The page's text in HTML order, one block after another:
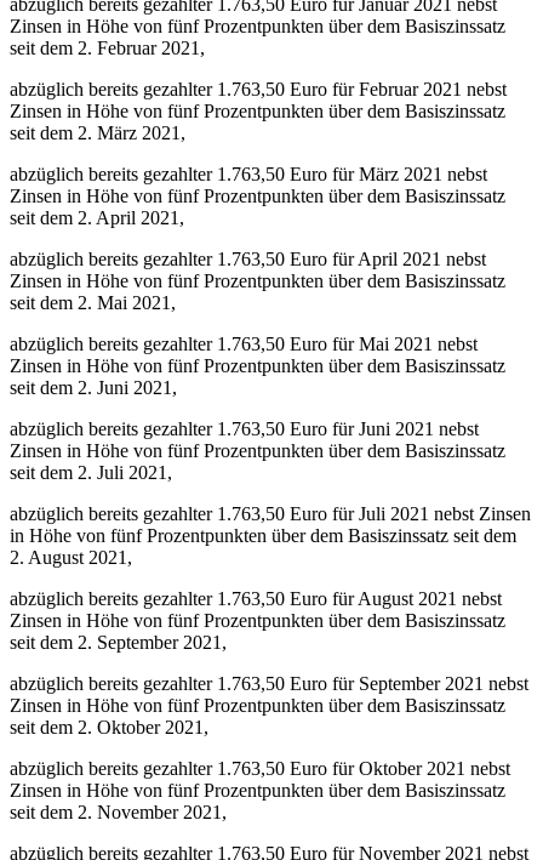
abzüglich bereits gezahlter 1.763,50 Euro für Januar 2021 nebst
Zinsen in Höhe von fünf Prozentpunkten über dem Basiszinssatz
seit dem 2. Februar 2021,
abzüglich bereits gezahlter 1.763,50 Euro für Februar 2021 nebst
Zinsen in Höhe von fünf Prozentpunkten über dem Basiszinssatz
seit dem 2. März 2021,
abzüglich bereits gezahlter 1.763,50 Euro für März 2021 nebst
Zinsen in Höhe von fünf Prozentpunkten über dem Basiszinssatz
seit dem 2. April 2021,
abzüglich bereits gezahlter 1.763,50 Euro für April 2021 nebst
Zinsen in Höhe von fünf Prozentpunkten über dem Basiszinssatz
seit dem 2. Mai 2021,
abzüglich bereits gezahlter 1.763,50 Euro für Mai 2021 nebst
Zinsen in Höhe von fünf Prozentpunkten über dem Basiszinssatz
seit dem 2. Juni 2021,
abzüglich bereits gezahlter 1.763,50 Euro für Juni 2021 nebst
Zinsen in Höhe von fünf Prozentpunkten über dem Basiszinssatz
seit dem 2. Juli 2021,
abzüglich bereits gezahlter 1.763,50 Euro für Juli 2021 nebst Zinsen
in Höhe von fünf Prozentpunkten über dem Basiszinssatz seit dem
2. August 2021,
abzüglich bereits gezahlter 1.763,50 Euro für August 2021 nebst
Zinsen in Höhe von fünf Prozentpunkten über dem Basiszinssatz
seit dem 2. September 2021,
abzüglich bereits gezahlter 1.763,50 Euro für September 2021 nebst
Zinsen in Höhe von fünf Prozentpunkten über dem Basiszinssatz
seit dem 2. Oktober 2021,
abzüglich bereits gezahlter 1.763,50 Euro für Oktober 2021 nebst
Zinsen in Höhe von fünf Prozentpunkten über dem Basiszinssatz
seit dem 2. November 2021,
abzüglich bereits gezahlter 1.763,50 Euro für November 2021 nebst